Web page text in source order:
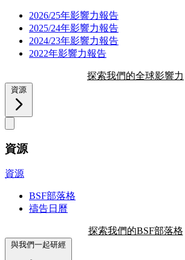
2026/25年影響力報告
2025/24年影響力報告
2024/23年影響力報告
2022年影響力報告
探索我們的全球影響力
資源
資源
資源
BSF部落格
禱告日曆
探索我們的BSF部落格
與我們一起研經